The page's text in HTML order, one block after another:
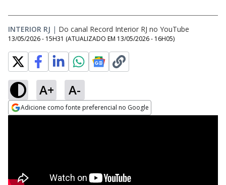
INTERIOR RJ | Do canal Record Interior RJ no YouTube
13/05/2026 - 15H31 (ATUALIZADO EM 13/05/2026 - 16H05)
A+ A-
Adicione como fonte preferencial no Google